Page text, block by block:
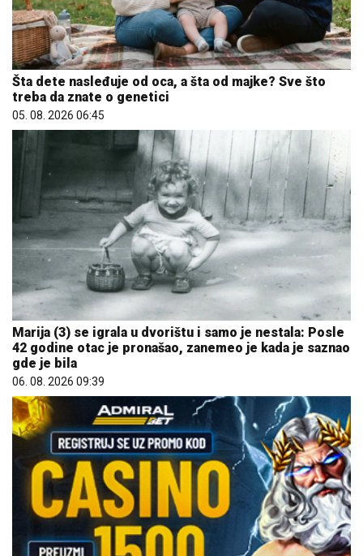
Šta dete nasleđuje od oca, a šta od majke? Sve što
treba da znate o genetici
05. 08. 2026 06:45
Marija (3) se igrala u dvorištu i samo je nestala: Posle
42 godine otac je pronašao, zanemeo je kada je saznao
gde je bila
06. 08. 2026 09:39